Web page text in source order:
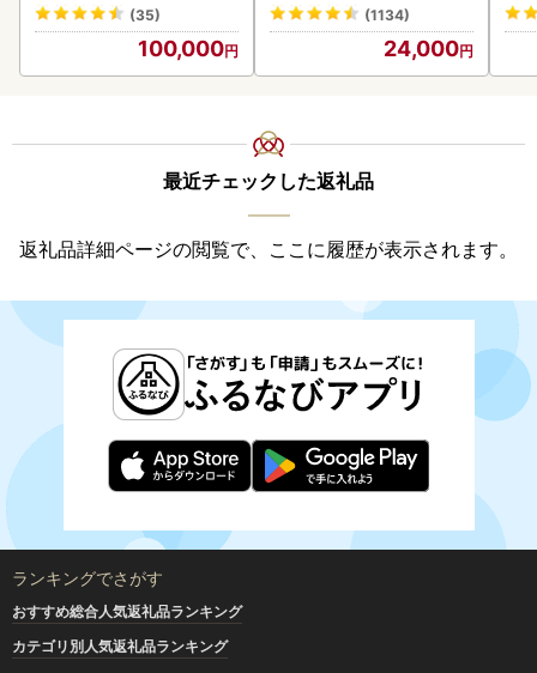
(35)
100,000
(1134)
24,000
最近チェックした返礼品
返礼品詳細ページの閲覧で、ここに履歴が表示されます。
ランキングでさがす
おすすめ総合人気返礼品ランキング
カテゴリ別人気返礼品ランキング